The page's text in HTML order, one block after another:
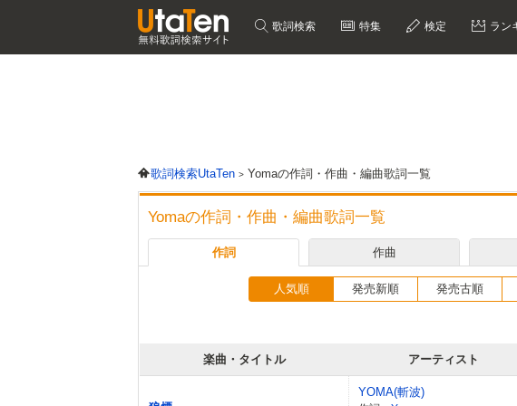
歌詞検索 特集 検定 ラン
歌詞検索UtaTen Yomaの作詞・作曲・編曲歌詞一覧
Yomaの作詞・作曲・編曲歌詞一覧
作詞 作曲
人気順 発売新順 発売古順
楽曲・タイトル アーティスト
YOMA(斬波)